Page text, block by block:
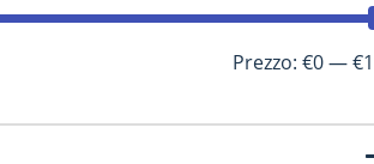
Prezzo: €0—